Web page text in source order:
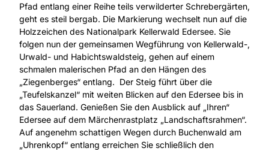
Pfad entlang einer Reihe teils verwilderter Schrebergärten,
geht es steil bergab. Die Markierung wechselt nun auf die
Holzzeichen des Nationalpark Kellerwald Edersee. Sie
folgen nun der gemeinsamen Wegführung von Kellerwald-,
Urwald- und Habichtswaldsteig, gehen auf einem
schmalen malerischen Pfad an den Hängen des
„Ziegenberges“ entlang. Der Steig führt über die
„Teufelskanzel“ mit weiten Blicken auf den Edersee bis in
das Sauerland. Genießen Sie den Ausblick auf „Ihren“
Edersee auf dem Märchenrastplatz „Landschaftsrahmen“.
Auf angenehm schattigen Wegen durch Buchenwald am
„Uhrenkopf“ entlang erreichen Sie schließlich den